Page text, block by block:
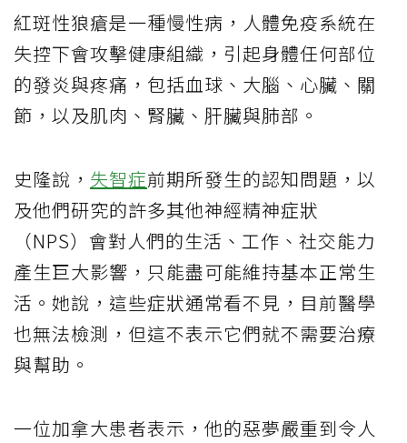
紅斑性狼瘡是一種慢性病，人體免疫系統在
失控下會攻擊健康組織，引起身體任何部位
的發炎與疼痛，包括血球、大腦、心臟、關
節，以及肌肉、腎臟、肝臟與肺部。
史隆說， 失智症前期所發生的認知問題，以
及他們研究的許多其他神經精神症狀
（NPS）會對人們的生活、工作、社交能力
產生巨大影響，只能盡可能維持基本正常生
活。她說，這些症狀通常看不見，目前醫學
也無法檢測，但這不表示它們就不需要治療
與幫助。
一位加拿大患者表示，他的惡夢嚴重到令人